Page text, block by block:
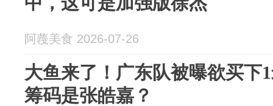
阿薎美食 2026-07-26
大鱼来了！广东队被曝欲买下
筹码是张皓嘉？